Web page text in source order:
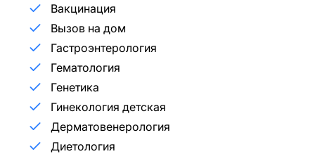
Вакцинация
Вызов на дом
Гастроэнтерология
Гематология
Генетика
Гинекология детская
Дерматовенерология
Диетология